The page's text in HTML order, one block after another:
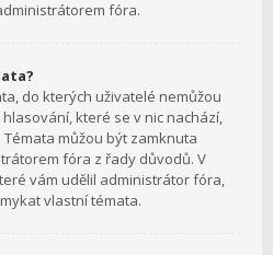
fóra.
do kterých uživatelé nemůžou
které se v nic nachází,
můžou být zamknuta
fóra z řady důvodů. V
vám udělil administrátor fóra,
vlastní témata.